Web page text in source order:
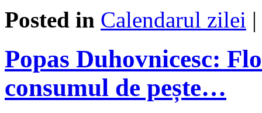
Posted in Calendarul zilei |
Popas Duhovnicesc:
consumul de pește…